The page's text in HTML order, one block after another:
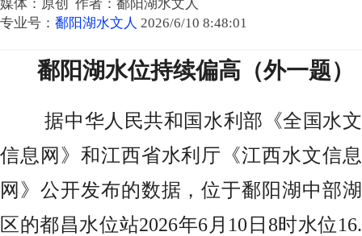
媒体：原创 作者：鄱阳湖水文人
专业号： 鄱阳湖水文人 2026/6/10 8:48:01
鄱阳湖水位持续偏高（外一题）
据中华人民共和国水利部《全国水文
信息网》和江西省水利厅《江西水文信息
网》公开发布的数据，位于鄱阳湖中部湖
区的都昌水位站2026年6月10日8时水位16.